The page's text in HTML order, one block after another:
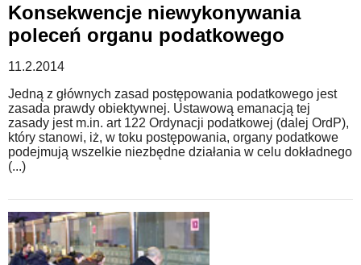
Konsekwencje niewykonywania
poleceń organu podatkowego
11.2.2014
Jedną z głównych zasad postępowania podatkowego jest
zasada prawdy obiektywnej. Ustawową emanacją tej
zasady jest m.in. art 122 Ordynacji podatkowej (dalej OrdP),
który stanowi, iż, w toku postępowania, organy podatkowe
podejmują wszelkie niezbędne działania w celu dokładnego
(...)